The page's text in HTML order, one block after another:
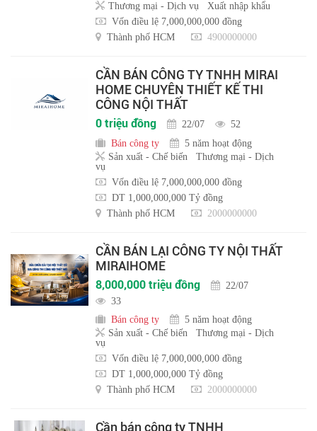
Thương mại - Dịch vụ
Xuất nhập khẩu
Vốn điều lệ 7,000,000,000 đồng
Thành phố HCM
4900000000
CẦN BÁN CÔNG TY TNHH MIRAI
HOME CHUYÊN THIẾT KẾ THI
CÔNG NỘI THẤT
0 triệu đồng 22/07
52
Bán công ty
5 năm hoạt động
Sản xuất - Chế biến
Thương mại - Dịch
vụ
Vốn điều lệ 7,000,000,000 đồng
DT 1,000,000,000 Tỷ đồng
Thành phố HCM
2000000000
CẦN BÁN LẠI CÔNG TY NỘI THẤT
MIRAIHOME
8,000,000 triệu đồng
22/07
33
Bán công ty
5 năm hoạt động
Sản xuất - Chế biến
Thương mại - Dịch
vụ
Vốn điều lệ 7,000,000,000 đồng
DT 1,000,000,000 Tỷ đồng
Thành phố HCM
2000000000
Cần bán công ty TNHH